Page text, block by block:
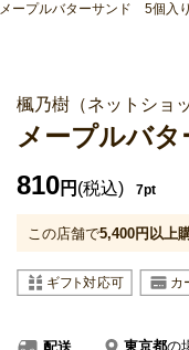
メープルバターサンド 5個入り
楓乃樹（ネットショッ
メープルバ
810円 (税込) 7pt
この店舗で5,400円以上
配送 東京都の